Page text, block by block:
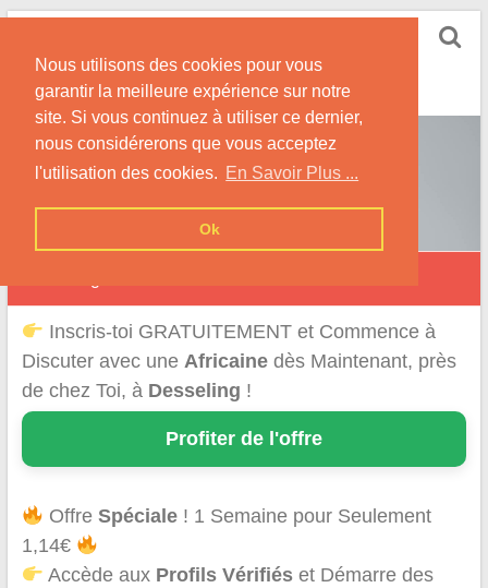
Nous utilisons des cookies pour vous
garantir la meilleure expérience sur notre
site. Si vous continuez à utiliser ce dernier,
nous considérerons que vous acceptez
l'utilisation des cookies. En Savoir Plus ...
Ok
Skip
content
Conseils et Infos pour la Rencontre d'une Belle
Africaine !
Inscris-toi GRATUITEMENT et Commence à
Discuter avec une Africainedès Maintenant, près
de chez Toi, à Desseling !
Profiter de l'offre
OffreSpéciale ! 1 Semaine pour Seulement
1,14€
Accède aux Profils Vérifiés et Démarre des